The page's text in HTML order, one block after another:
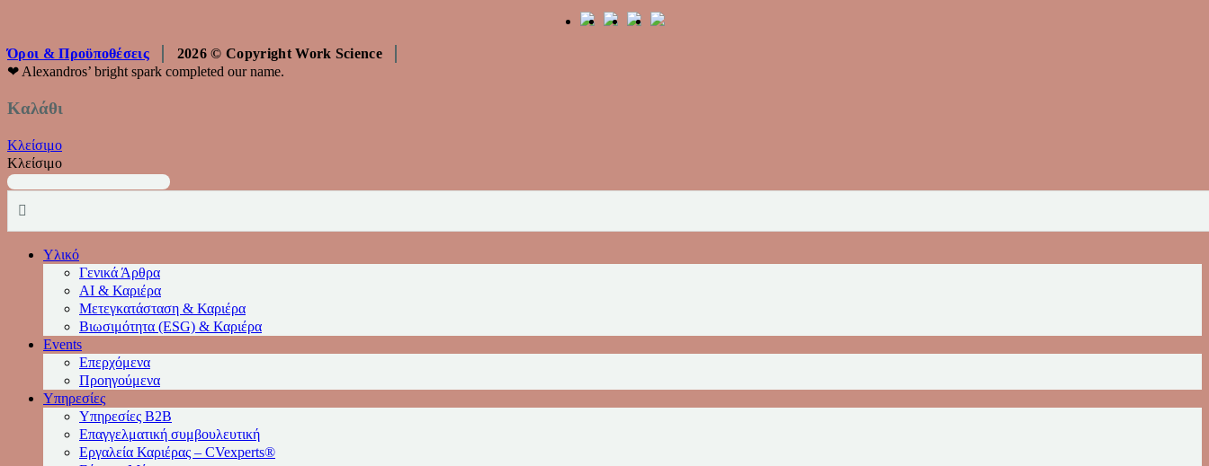
Όροι & Προϋποθέσεις
2026 © Copyright Work Science
❤︎ Alexandros’ bright spark completed our name.
Καλάθι
Κλείσιμο
Κλείσιμο
Υλικό
Γενικά Άρθρα
AI & Καριέρα
Μετεγκατάσταση & Καριέρα
Βιωσιμότητα (ESG) & Καριέρα
Events
Επερχόμενα
Προηγούμενα
Υπηρεσίες
Υπηρεσίες Β2Β
Επαγγελματική συμβουλευτική
Εργαλεία Καριέρας – CVexperts®